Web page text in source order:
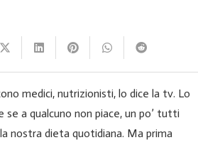
medici, nutrizionisti, lo dice la tv. Lo
a qualcuno non piace, un po’ tutti
nostra dieta quotidiana. Ma prima